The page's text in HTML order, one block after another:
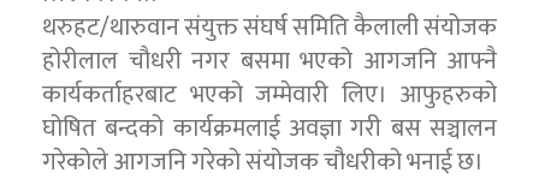
थरुहट/थारुवान संयुक्त संघर्ष समिति कैलाली संयोजक
होरीलाल चौधरी नगर बसमा भएको आगजनि आफ्नै
कार्यकर्ताहरबाट भएको जम्मेवारी लिए। आफुहरुको
घोषित बन्दको कार्यक्रमलाई अवज्ञा गरी बस सञ्चालन
गरेकोले आगजनि गरेको संयोजक चौधरीको भनाई छ।